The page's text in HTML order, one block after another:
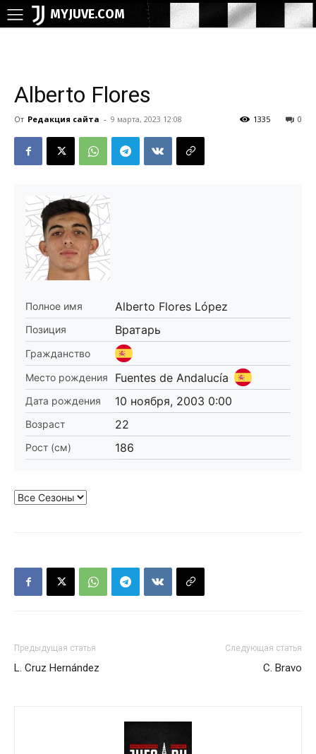
MYJUVE.COM
Alberto Flores
От Редакция сайта - 9 марта, 2023 12:08 0
1335
Полное имя Alberto Flores López
Позиция Вратарь
Гражданство
Место рождения
Fuentes de Andalucía
Дата рождения 10 ноября, 2003 0:00
Возраст 22
Рост (см) 186
Предыдущая статья
L. Cruz Hernández
Следующая статья
C. Bravo